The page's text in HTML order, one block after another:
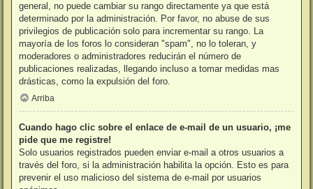
general, no puede cambiar su rango directamente ya que está
determinado por la administración. Por favor, no abuse de sus
privilegios de publicación solo para incrementar su rango. La
mayoría de los foros lo consideran "spam", no lo toleran, y
moderadores o administradores reducirán el número de
publicaciones realizadas, llegando incluso a tomar medidas mas
drásticas, como la expulsión del foro.
Arriba
Cuando hago clic sobre el enlace de e-mail de un usuario, ¡me
pide que me registre!
Solo usuarios registrados pueden enviar e-mail a otros usuarios a
través del foro, si la administración habilita la opción. Esto es para
prevenir el uso malicioso del sistema de e-mail por usuarios